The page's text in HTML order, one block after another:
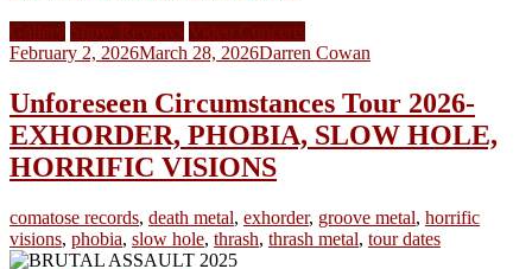
Gallery Show Reviews Video Concerts
February 2, 2026March 28, 2026Darren Cowan
Unforeseen Circumstances Tour 2026-
EXHORDER, PHOBIA, SLOW HOLE,
HORRIFIC VISIONS
comatose records, death metal, exhorder, groove metal, horrific
visions, phobia, slow hole, thrash, thrash metal, tour dates